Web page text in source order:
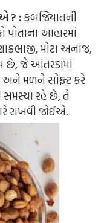
? :કબજિયાતની
પોતાના આહારમાં
મોટા અનાજ,
છે, જે આંતરડામાં
અને મળને સોફ્ટ કરે
રહે છે, તે
રાખવી જોઈએ.